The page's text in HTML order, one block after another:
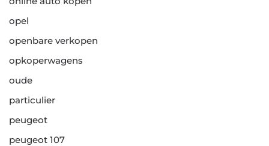
opel
openbare verkopen
opkoperwagens
oude
particulier
peugeot
peugeot 107